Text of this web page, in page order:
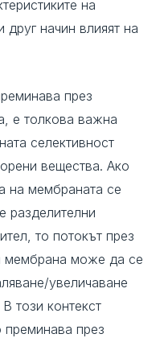
на
начин влияят на
през
е толкова важна
селективност
вещества. Ако
на мембраната се
разделителни
то потокът през
мембрана може да се
увеличаване
този контекст
преминава през